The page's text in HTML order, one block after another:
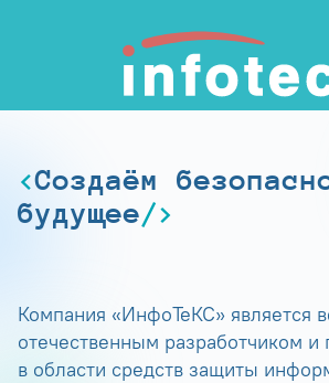
Создаём
будущее
Компания «ИнфоТеКС» является
отечественным разработчиком и
в области средств защиты